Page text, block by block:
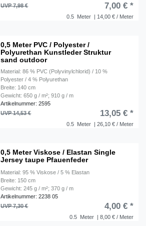
0.5 Meter | 14,00 € / Meter
UVP 7,98 € 7,00 € *
0,5 Meter PVC / Polyester /
Polyurethan Kunstleder Struktur
sand outdoor
Material: 86 % PVC (Polyvinylchlorid) / 10 %
Polyester / 4 % Polyurethan
Breite: 140 cm
Gewicht: 650 g / m²; 910 g / m
Artikelnummer: 2595
0.5 Meter | 26,10 € / Meter
UVP 14,53 € 13,05 € *
0,5 Meter Viskose / Elastan Single
Jersey taupe Pfauenfeder
Material: 95 % Viskose / 5 % Elastan
Breite: 150 cm
Gewicht: 245 g / m²; 370 g / m
Artikelnummer: 2238 05
0.5 Meter | 8,00 € / Meter
UVP 7,30 € 4,00 € *